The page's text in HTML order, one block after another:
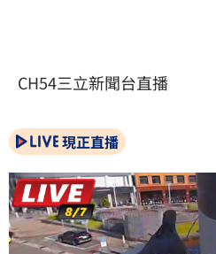
CH54三立新聞台直播
現正直播